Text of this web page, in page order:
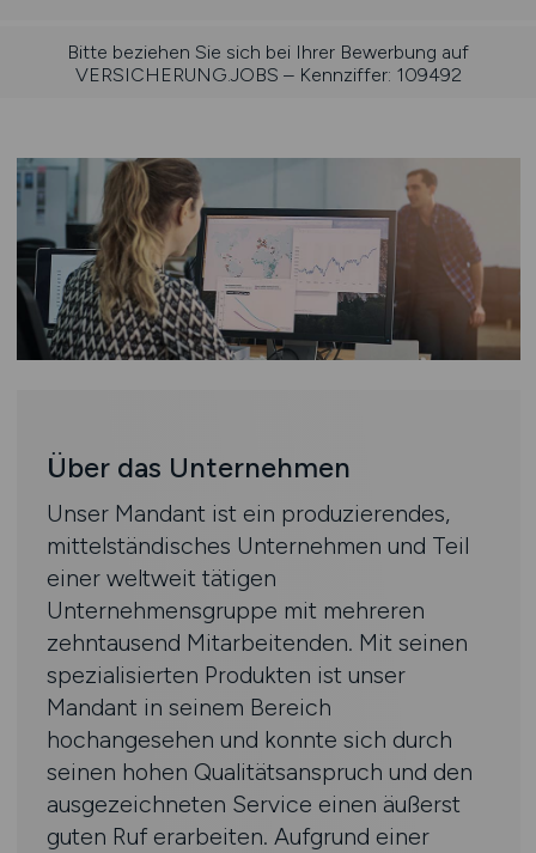
Bitte beziehen Sie sich bei Ihrer Bewerbung auf
VERSICHERUNG.JOBS – Kennziffer: 109492
Über das Unternehmen
Unser Mandant ist ein produzierendes,
mittelständisches Unternehmen und Teil
einer weltweit tätigen
Unternehmensgruppe mit mehreren
zehntausend Mitarbeitenden. Mit seinen
spezialisierten Produkten ist unser
Mandant in seinem Bereich
hochangesehen und konnte sich durch
seinen hohen Qualitätsanspruch und den
ausgezeichneten Service einen äußerst
guten Ruf erarbeiten. Aufgrund einer